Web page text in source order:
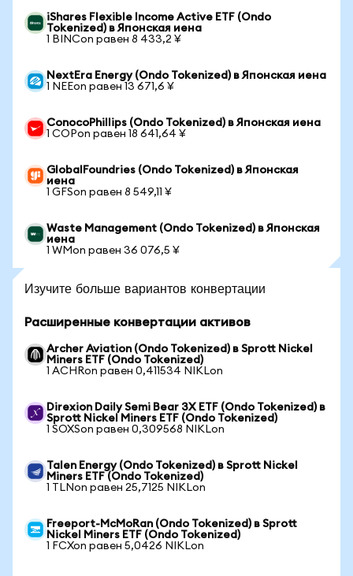
iShares Flexible Income Active ETF (Ondo
Tokenized) в Японская иена
1 BINCon равен 8 433,2 ¥
NextEra Energy (Ondo Tokenized) в Японская иена
1 NEEon равен 13 671,6 ¥
ConocoPhillips (Ondo Tokenized) в Японская иена
1 COPon равен 18 641,64 ¥
GlobalFoundries (Ondo Tokenized) в Японская
иена
1 GFSon равен 8 549,11 ¥
Waste Management (Ondo Tokenized) в Японская
иена
1 WMon равен 36 076,5 ¥
Изучите больше вариантов конвертации
Расширенные конвертации активов
Archer Aviation (Ondo Tokenized) в Sprott Nickel
Miners ETF (Ondo Tokenized)
1 ACHRon равен 0,411534 NIKLon
Direxion Daily Semi Bear 3X ETF (Ondo Tokenized) в
Sprott Nickel Miners ETF (Ondo Tokenized)
1 SOXSon равен 0,309568 NIKLon
Talen Energy (Ondo Tokenized) в Sprott Nickel
Miners ETF (Ondo Tokenized)
1 TLNon равен 25,7125 NIKLon
Freeport-McMoRan (Ondo Tokenized) в Sprott
Nickel Miners ETF (Ondo Tokenized)
1 FCXon равен 5,0426 NIKLon